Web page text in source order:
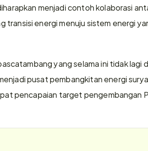
menjadi contoh kolaborasi
energi menuju sistem energi
yang selama ini tidak lagi
pusat pembangkitan energi
pencapaian target pengembangan